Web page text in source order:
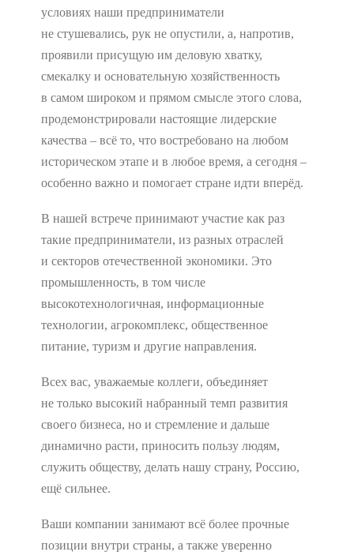
условиях наши предприниматели
не стушевались, рук не опустили, а, напротив,
проявили присущую им деловую хватку,
смекалку и основательную хозяйственность
в самом широком и прямом смысле этого слова,
продемонстрировали настоящие лидерские
качества – всё то, что востребовано на любом
историческом этапе и в любое время, а сегодня –
особенно важно и помогает стране идти вперёд.
В нашей встрече принимают участие как раз
такие предприниматели, из разных отраслей
и секторов отечественной экономики. Это
промышленность, в том числе
высокотехнологичная, информационные
технологии, агрокомплекс, общественное
питание, туризм и другие направления.
Всех вас, уважаемые коллеги, объединяет
не только высокий набранный темп развития
своего бизнеса, но и стремление и дальше
динамично расти, приносить пользу людям,
служить обществу, делать нашу страну, Россию,
ещё сильнее.
Ваши компании занимают всё более прочные
позиции внутри страны, а также уверенно